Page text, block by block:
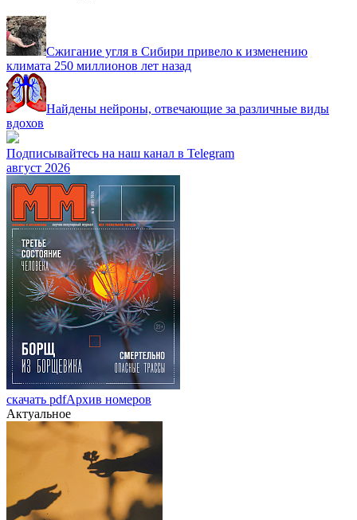
Сжигание угля в Сибири привело к изменению
климата 250 миллионов лет назад
Найдены нейроны, отвечающие за различные виды
вдохов
Подписывайтесь на наш канал в Telegram
август 2026
скачать pdfАрхив номеров
Актуальное